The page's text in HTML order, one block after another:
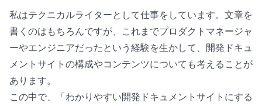
私はテクニカルライターとして仕事をしています。文章を
書くのはもちろんですが、これまでプロダクトマネージャ
ーやエンジニアだったという経験を生かして、開発ドキュ
メントサイトの構成やコンテンツについても考えることが
あります。
この中で、「わかりやすい開発ドキュメントサイトにする